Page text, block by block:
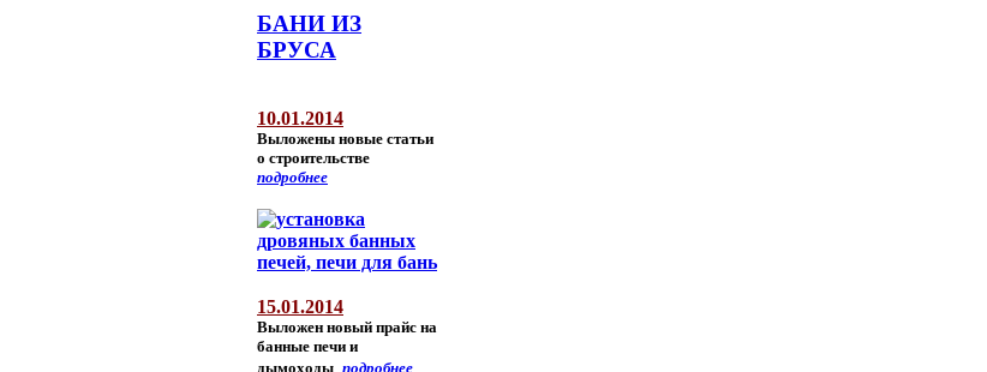
БАНИ ИЗ
БРУСА
10.01.2014
Выложены новые статьи
о строительстве
подробнее
15.01.2014
Выложен новый прайс на
банные печи и
дымоходы подробнее